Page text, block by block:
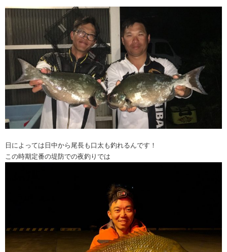
日によっては日中から尾長も口太も釣れるんです！
この時期定番の堤防での夜釣りでは